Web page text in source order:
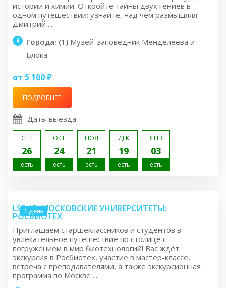
истории и химии. Откройте тайны двух гениев в
одном путешествии: узнайте, над чем размышлял
Дмитрий ...
Города: (1) Музей-заповедник Менделеева и
Блока
от 5 100 ₽
ПОДРОБНЕЕ
Даты выезда:
СЕН
26
есть
ОКТ
24
есть
НОЯ
21
есть
ДЕК
19
есть
ЯНВ
03
есть
1 день
LS2.1R: МОСКОВСКИЕ УНИВЕРСИТЕТЫ:
РОСБИОТЕХ
Приглашаем старшеклассников и студентов в
увлекательное путешествие по столице с
погружением в мир биотехнологий! Вас ждёт
экскурсия в Росбиотех, участие в мастер-классе,
встреча с преподавателями, а также экскурсионная
программа по Москве ...